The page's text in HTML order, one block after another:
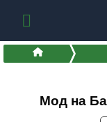
Мод на